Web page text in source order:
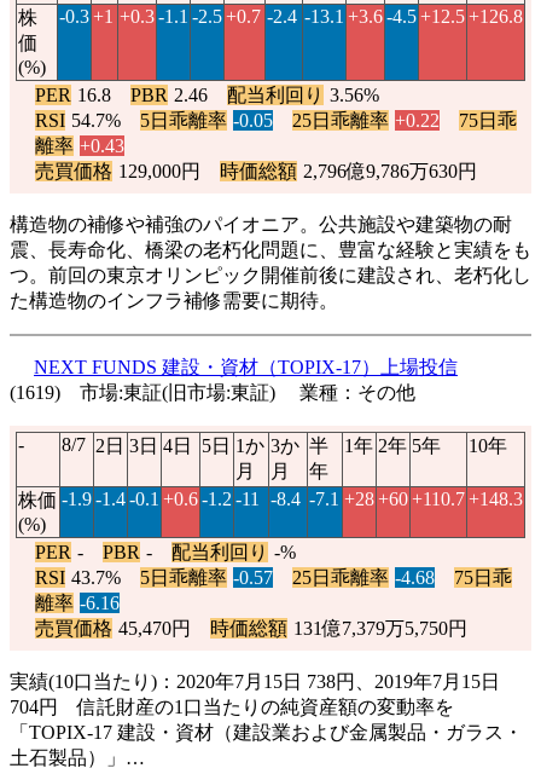
株
価
(%)
-0.3+1 +0.3-1.1 -2.5+0.7 -2.4 -13.1 +3.6-4.5+12.5+126.8
PER 16.8 PBR 2.46 配当利回り 3.56%
RSI 54.7% 5日乖離率 -0.05 25日乖離率 +0.22
75日乖
離率 +0.43
売買価格 129,000円 時価総額 2,796億9,786万630円
構造物の補修や補強のパイオニア。公共施設や建築物の耐
震、長寿命化、橋梁の老朽化問題に、豊富な経験と実績をも
つ。前回の東京オリンピック開催前後に建設され、老朽化し
た構造物のインフラ補修需要に期待。
NEXT FUNDS 建設・資材（TOPIX-17）上場投信
(1619) 市場:東証(旧市場:東証) 業種：その他
- 8/7 2日 3日 4日 5日 1か
月
3か
月
半
年
1年 2年 5年 10年
株価
(%)
-1.9-1.4-0.1 +0.6-1.2 -11 -8.4 -7.1 +28+60+110.7+148.3
PER - PBR - 配当利回り -%
RSI 43.7% 5日乖離率 -0.57 25日乖離率 -4.68
75日乖
離率 -6.16
売買価格 45,470円 時価総額 131億7,379万5,750円
実績(10口当たり)：2020年7月15日 738円、2019年7月15日
704円 信託財産の1口当たりの純資産額の変動率を
「TOPIX-17 建設・資材（建設業および金属製品・ガラス・
土石製品）」…